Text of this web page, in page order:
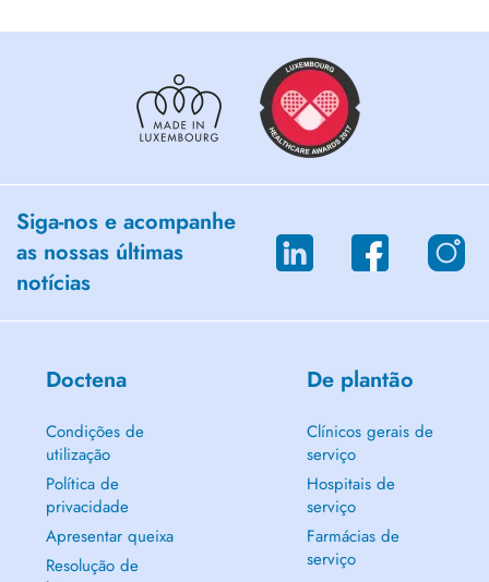
Siga-nos e acompanhe
as nossas últimas
notícias
Doctena
Condições de
utilização
Política de
privacidade
Apresentar queixa
Resolução de
De plantão
Clínicos gerais de
serviço
Hospitais de
serviço
Farmácias de
serviço